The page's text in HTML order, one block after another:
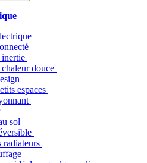
inertie
douce
espaces
sol
radiateurs